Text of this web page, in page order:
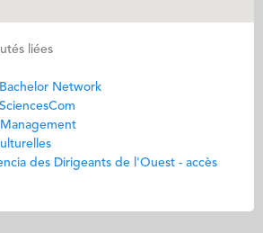
liées
Network
des Dirigeants de l'Ouest - accès